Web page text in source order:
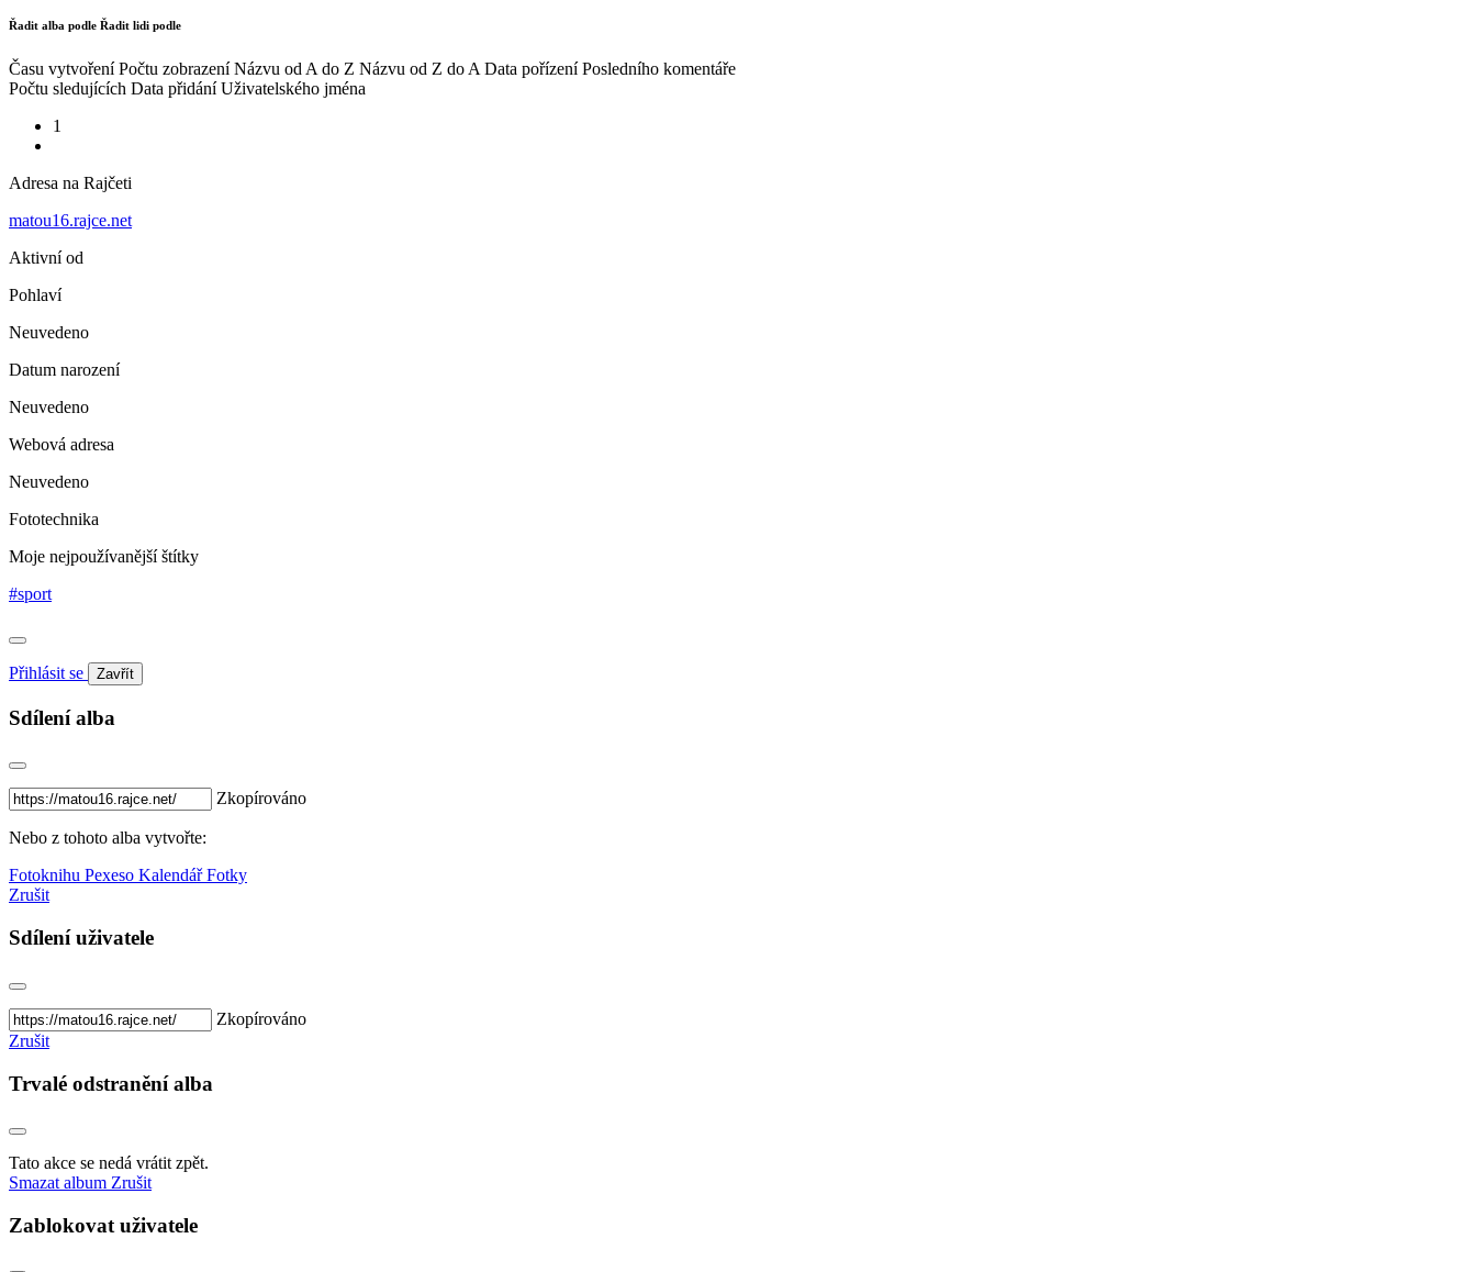
Řadit alba podle Řadit lidi podle
Času vytvoření Počtu zobrazení Názvu od A do Z Názvu od Z do A Data pořízení Posledního komentáře
Počtu sledujících Data přidání Uživatelského jména
1
Adresa na Rajčeti
matou16.rajce.net
Aktivní od
Pohlaví
Neuvedeno
Datum narození
Neuvedeno
Webová adresa
Neuvedeno
Fototechnika
Moje nejpoužívanější štítky
#sport
Přihlásit se Zavřít
Sdílení alba
Zkopírováno
Nebo z tohoto alba vytvořte:
Fotoknihu Pexeso KalendářFotky
Zrušit
Sdílení uživatele
Zkopírováno
Zrušit
Trvalé odstranění alba
Tato akce se nedá vrátit zpět.
Smazat album Zrušit
Zablokovat uživatele